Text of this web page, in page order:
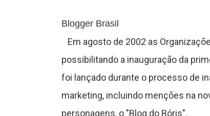
Blogger Brasil
Em agosto de 2002 as
possibilitando a inauguração da
foi lançado durante o processo de
marketing, incluindo menções na
personagens, o "Blog do Bóris".